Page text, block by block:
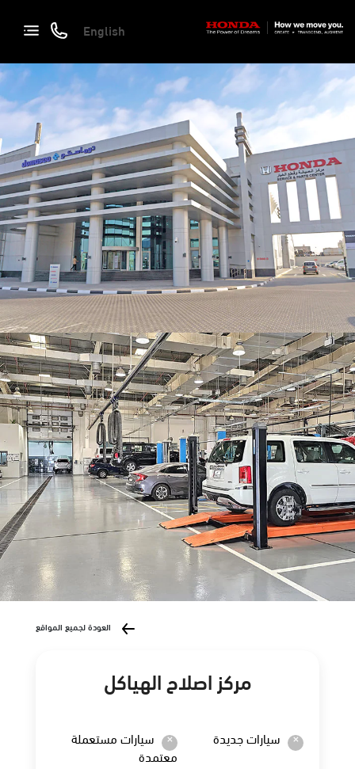
English
مركز اصلاح الهياكل
العودة لجميع المواقع
سيارات جديدة سيارات مستعملة
معتمدة